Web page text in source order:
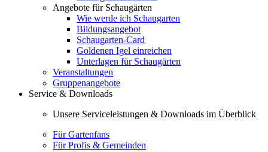
Angebote für Schaugärten
Wie werde ich Schaugarten
Bildungsangebot
Schaugarten-Card
Goldenen Igel einreichen
Unterlagen für Schaugärten
Veranstaltungen
Gruppenangebote
Service & Downloads
Unsere Serviceleistungen & Downloads im Überblick
Für Gartenfans
Für Profis & Gemeinden